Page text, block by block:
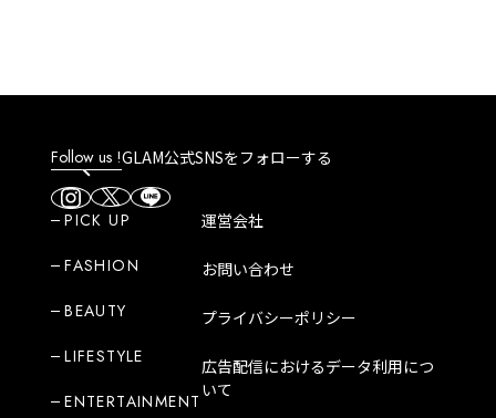
Follow us !GLAM公式SNSをフォローする
PICK UP
FASHION
BEAUTY
LIFESTYLE
ENTERTAINMENT
運営会社
お問い合わせ
プライバシーポリシー
広告配信におけるデータ利用につ
いて